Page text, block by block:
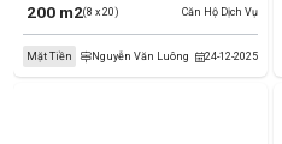
Căn Hộ Dịch Vụ
200 m2(8 x 20)
24-12-2025
Mặt Tiền Nguyễn Văn Luông